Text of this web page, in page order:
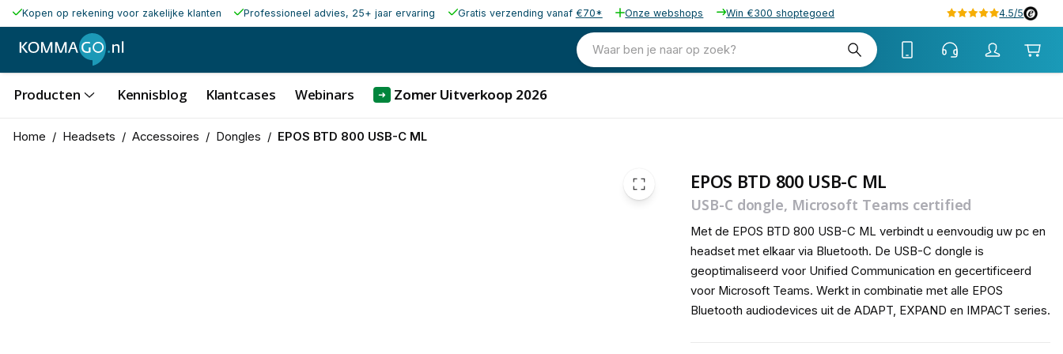
Kopen op rekening voor zakelijke klanten Professioneel advies, 25+ jaar ervaring Gratis verzending vanaf €70* Onze webshops Win €300 shoptegoed 4.5/5
Waar ben je naar op zoek?
Producten Kennisblog Klantcases Webinars ➜ Zomer Uitverkoop 2026
Home / Headsets / Accessoires / Dongles / EPOS BTD 800 USB-C ML
EPOS BTD 800 USB-C ML
USB-C dongle, Microsoft Teams certified
Met de EPOS BTD 800 USB-C ML verbindt u eenvoudig uw pc en
headset met elkaar via Bluetooth. De USB-C dongle is
geoptimaliseerd voor Unified Communication en gecertificeerd
voor Microsoft Teams. Werkt in combinatie met alle EPOS
Bluetooth audiodevices uit de ADAPT, EXPAND en IMPACT series.
65,48 excl. btw
79,23 incl. btw